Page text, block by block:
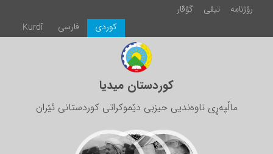
رۆژنامە تیڤی
گۆڤار
Kurdî
فارسی كوردی
کوردستان میدیا
ماڵپەڕی ناوەندیی حیزبی دێموکراتی کوردستانی ئێران